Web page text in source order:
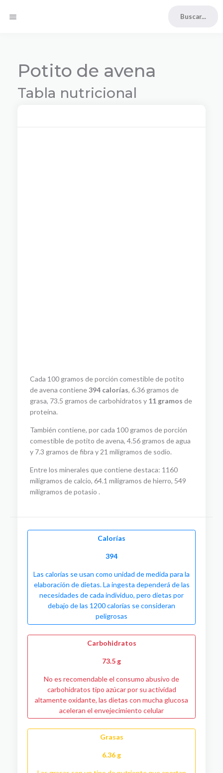
menu
Potito de avena
Tabla nutricional
Cada 100 gramos de porción comestible de potito
de avena contiene394 calorías, 6.36 gramos de
grasa, 73.5 gramos de carbohidratos y 11 gramos de
proteina.
También contiene, por cada 100 gramos de porción
comestible de potito de avena, 4.56 gramos de agua
y 7.3 gramos de fibra y 21 miligramos de sodio.
Entre los minerales que contiene destaca: 1160
miligramos de calcio, 64.1 miligramos de hierro, 549
miligramos de potasio .
Calorías
394
Las calorías se usan como unidad de medida para la
elaboración de dietas. La ingesta dependerá de las
necesidades de cada individuo, pero dietas por
debajo de las 1200 calorías se consideran
peligrosas
Carbohidratos
73.5 g
No es recomendable el consumo abusivo de
carbohidratos tipo azúcar por su actividad
altamente oxidante, las dietas con mucha glucosa
aceleran el envejecimiento celular
Grasas
6.36 g